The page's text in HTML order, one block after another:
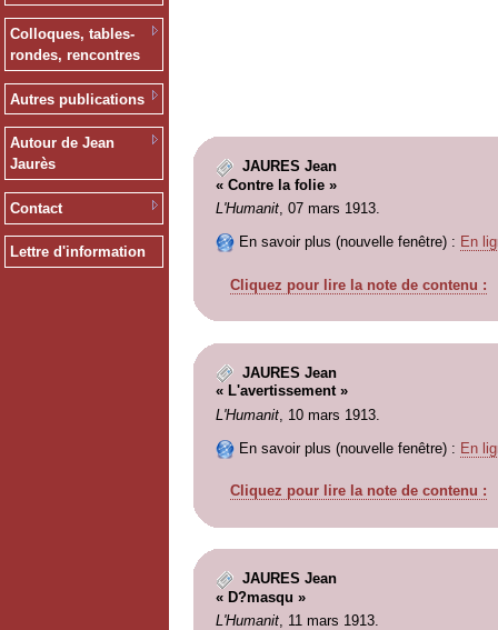
Colloques, tables-
rondes, rencontres
Autres publications
Autour de Jean
Jaurès
Contact
Lettre d'information
JAURES Jean
« Contre la folie »
L'Humanit, 07 mars 1913.
En savoir plus (nouvelle fenêtre) : En
Cliquez pour lire la note de contenu :
JAURES Jean
« L'avertissement »
L'Humanit, 10 mars 1913.
En savoir plus (nouvelle fenêtre) : En
Cliquez pour lire la note de contenu :
JAURES Jean
« D?masqu »
L'Humanit, 11 mars 1913.